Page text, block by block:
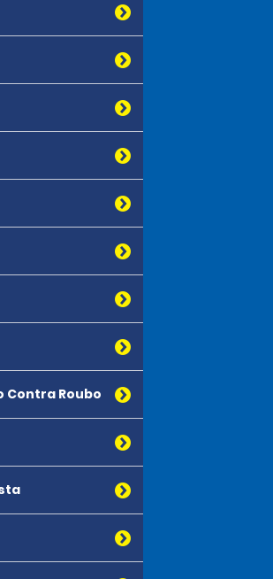
Contra Roubo